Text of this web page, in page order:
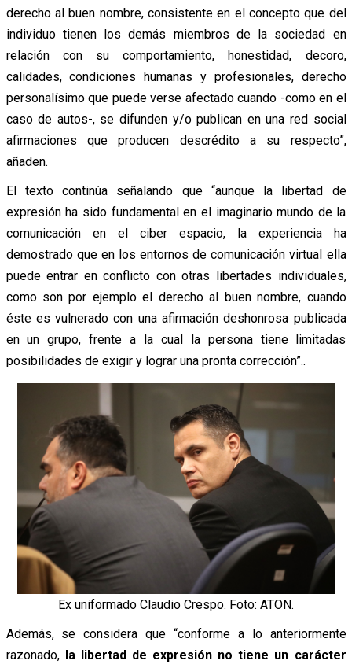
derecho al buen nombre, consistente en el concepto que del
individuo tienen los demás miembros de la sociedad en
relación con su comportamiento, honestidad, decoro,
calidades, condiciones humanas y profesionales, derecho
personalísimo que puede verse afectado cuando -como en el
caso de autos-, se difunden y/o publican en una red social
afirmaciones que producen descrédito a su respecto”,
añaden.
El texto continúa señalando que “aunque la libertad de
expresión ha sido fundamental en el imaginario mundo de la
comunicación en el ciber espacio, la experiencia ha
demostrado que en los entornos de comunicación virtual ella
puede entrar en conflicto con otras libertades individuales,
como son por ejemplo el derecho al buen nombre, cuando
éste es vulnerado con una afirmación deshonrosa publicada
en un grupo, frente a la cual la persona tiene limitadas
posibilidades de exigir y lograr una pronta corrección”..
Ex uniformado Claudio Crespo. Foto: ATON.
Además, se considera que “conforme a lo anteriormente
razonado,la libertad de expresión no tiene un carácter